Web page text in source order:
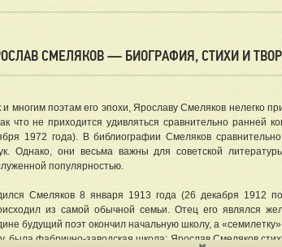
СМЕЛЯКОВ — БИОГРАФИЯ, СТИХИ И
и многим поэтам его эпохи, Ярославу Смеляков нелегко
что не приходится удивляться сравнительно ранней
1972 года). В библиографии Смеляков
Однако, они весьма важны для советской
популярностью.
Смеляков 8 января 1913 года (26 декабря 1912
из самой обычной семьи. Отец его являлся
будущий поэт окончил начальную школу, а
была фабрично-заводская школа: Ярослав Смеляков